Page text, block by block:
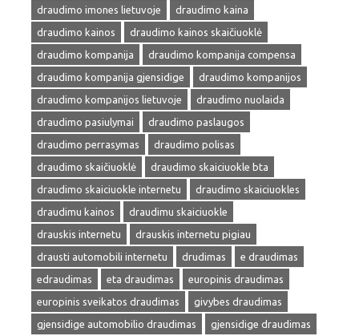
draudimo imones lietuvoje
draudimo kaina
draudimo kainos
draudimo kainos skaičiuoklė
draudimo kompanija
draudimo kompanija compensa
draudimo kompanija gjensidige
draudimo kompanijos
draudimo kompanijos lietuvoje
draudimo nuolaida
draudimo pasiulymai
draudimo paslaugos
draudimo perrasymas
draudimo polisas
draudimo skaičiuoklė
draudimo skaiciuokle bta
draudimo skaiciuokle internetu
draudimo skaiciuokles
draudimu kainos
draudimu skaiciuokle
drauskis internetu
drauskis internetu pigiau
drausti automobili internetu
drudimas
e draudimas
edraudimas
eta draudimas
europinis draudimas
europinis sveikatos draudimas
givybes draudimas
gjensidige automobilio draudimas
gjensidige draudimas